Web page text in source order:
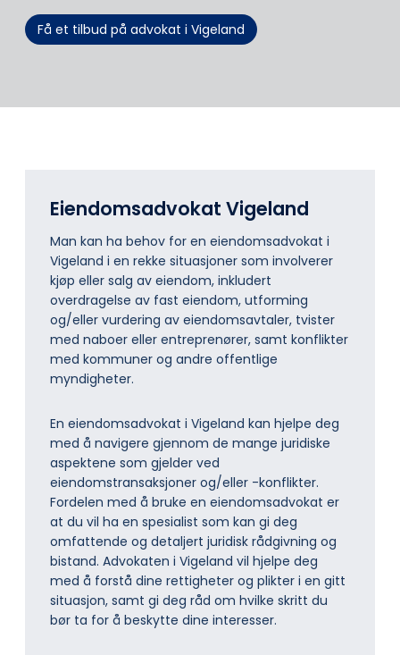
Få et tilbud på advokat i Vigeland
Eiendomsadvokat Vigeland
Man kan ha behov for en eiendomsadvokat i
Vigeland i en rekke situasjoner som involverer
kjøp eller salg av eiendom, inkludert
overdragelse av fast eiendom, utforming
og/eller vurdering av eiendomsavtaler, tvister
med naboer eller entreprenører, samt konflikter
med kommuner og andre offentlige
myndigheter.
En eiendomsadvokat i Vigeland kan hjelpe deg
med å navigere gjennom de mange juridiske
aspektene som gjelder ved
eiendomstransaksjoner og/eller -konflikter.
Fordelen med å bruke en eiendomsadvokat er
at du vil ha en spesialist som kan gi deg
omfattende og detaljert juridisk rådgivning og
bistand. Advokaten i Vigeland vil hjelpe deg
med å forstå dine rettigheter og plikter i en gitt
situasjon, samt gi deg råd om hvilke skritt du
bør ta for å beskytte dine interesser.